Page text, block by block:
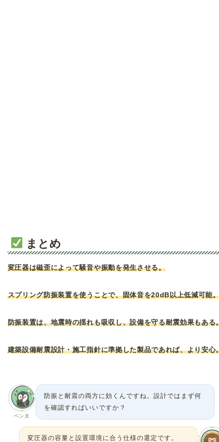
まとめ
変圧器は磁歪によって騒音や振動を発生させる。
スプリング防振装置を使うことで、固体音を20dB以上低減可能
防振装置は、地震時の揺れも吸収し、設備を守る耐震効果もある
建築設備耐震設計・施工指針に準拠した製品であれば、より安心
ペン太
防振と耐震の両方に効くんですね。設計ではまず何
を確認すればいいですか？
変圧器の容量と設置環境に合う仕様の選定です。